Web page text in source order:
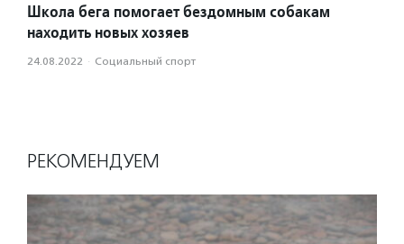
Школа бега помогает бездомным собакам
находить новых хозяев
24.08.2022 · Социальный спорт
РЕКОМЕНДУЕМ